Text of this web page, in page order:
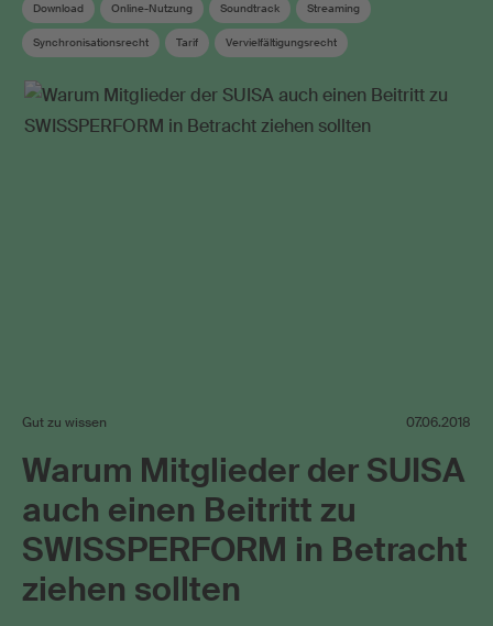
Download Online-Nutzung Soundtrack Streaming
Synchronisationsrecht Tarif Vervielfältigungsrecht
Gut zu wissen 07.06.2018
Warum Mitglieder der SUISA
auch einen Beitritt zu
SWISSPERFORM in Betracht
ziehen sollten